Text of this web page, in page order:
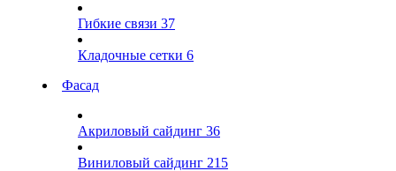
Гибкие связи 37
Кладочные сетки 6
Фасад
Акриловый сайдинг 36
Виниловый сайдинг 215